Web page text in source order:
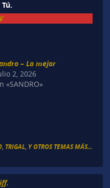
– Lo mejor
2, 2026
«SANDRO»
, TRIGAL, Y OTROS TEMAS MÁS...